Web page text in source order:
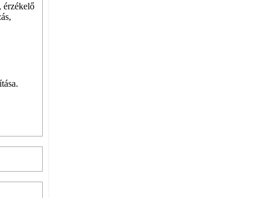
érzékelő